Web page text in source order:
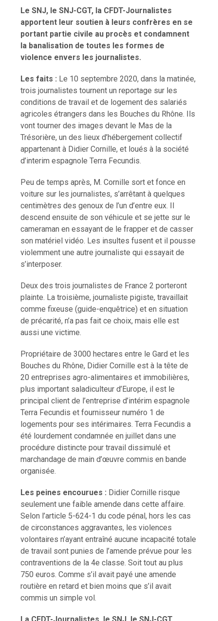
Le SNJ, le SNJ-CGT, la CFDT-Journalistes
apportent leur soutien à leurs confrères en se
portant partie civile au procès et condamnent
la banalisation de toutes les formes de
violence envers les journalistes.
Les faits : Le 10 septembre 2020, dans la matinée,
trois journalistes tournent un reportage sur les
conditions de travail et de logement des salariés
agricoles étrangers dans les Bouches du Rhône. Ils
vont tourner des images devant le Mas de la
Trésorière, un des lieux d’hébergement collectif
appartenant à Didier Cornille, et loués à la société
d’interim espagnole Terra Fecundis.
Peu de temps après, M. Cornille sort et fonce en
voiture sur les journalistes, s’arrêtant à quelques
centimètres des genoux de l’un d’entre eux. Il
descend ensuite de son véhicule et se jette sur le
cameraman en essayant de le frapper et de casser
son matériel vidéo. Les insultes fusent et il pousse
violemment une autre journaliste qui essayait de
s’interposer.
Deux des trois journalistes de France 2 porteront
plainte. La troisième, journaliste pigiste, travaillait
comme fixeuse (guide-enquêtrice) et en situation
de précarité, n’a pas fait ce choix, mais elle est
aussi une victime.
Propriétaire de 3000 hectares entre le Gard et les
Bouches du Rhône, Didier Cornille est à la tête de
20 entreprises agro-alimentaires et immobilières,
plus important saladiculteur d’Europe, il est le
principal client de l’entreprise d’intérim espagnole
Terra Fecundis et fournisseur numéro 1 de
logements pour ses intérimaires. Terra Fecundis a
été lourdement condamnée en juillet dans une
procédure distincte pour travail dissimulé et
marchandage de main d’œuvre commis en bande
organisée.
Les peines encourues : Didier Cornille risque
seulement une faible amende dans cette affaire.
Selon l’article 5-624-1 du code pénal, hors les cas
de circonstances aggravantes, les violences
volontaires n’ayant entraîné aucune incapacité totale
de travail sont punies de l’amende prévue pour les
contraventions de la 4e classe. Soit tout au plus
750 euros. Comme s’il avait payé une amende
routière en retard et bien moins que s’il avait
commis un simple vol.